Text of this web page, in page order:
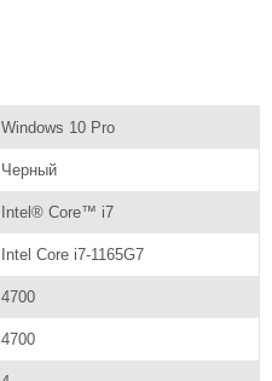
Windows 10 Pro
Черный
Intel® Core™ i7
Intel Core i7-1165G7
4700
4700